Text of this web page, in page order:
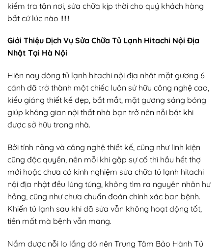
kiểm tra tận nơi, sửa chữa kịp thời cho quý khách hàng
bất cứ lúc nào !!!!!!
Giới Thiệu Dịch Vụ Sửa Chữa Tủ Lạnh Hitachi Nội Địa
Nhật Tại Hà Nội
Hiện nay dòng tủ lạnh hitachi nội địa nhật mặt gương 6
cánh đã trở thành một chiếc luôn sử hữu công nghệ cao,
kiểu giáng thiết kế đẹp, bắt mắt, mặt gương sáng bóng
giúp không gian nội thất nhà bạn trở nên nỗi bật khi
được sở hữu trong nhà.
Bởi tính năng và công nghệ thiết kế, cũng như linh kiện
cũng độc quyền, nên mỗi khi gặp sự cố thì hầu hết thợ
mới hoặc chưa có kinh nghiệm sửa chữa tủ lạnh hitachi
nội địa nhật đều lúng túng, không tìm ra nguyên nhân hư
hỏng, cũng như chưa chuẩn đoán chính xác ban bệnh.
Khiến tủ lạnh sau khi đã sửa vẫn không hoạt động tốt,
tiền mất mà bệnh vẫn mang.
Nắm được nỗi lo lắng đó nên Trung Tâm Bảo Hành Tủ